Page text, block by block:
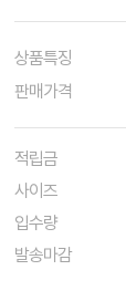
상품특징
판매가격
적립금
사이즈
입수량
발송마감